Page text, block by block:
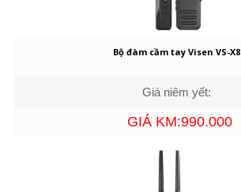
Bộ đàm cầm tay Visen VS-X8
Giá niêm yết:
GIÁ KM:990.000